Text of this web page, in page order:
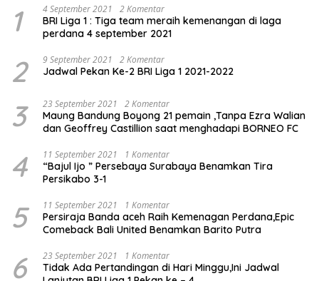
1 4 September 2021 2 Komentar
BRI Liga 1 : Tiga team meraih kemenangan di laga
perdana 4 september 2021
2 9 September 2021 2 Komentar
Jadwal Pekan Ke-2 BRI Liga 1 2021-2022
3 23 September 2021 2 Komentar
Maung Bandung Boyong 21 pemain ,Tanpa Ezra Walian
dan Geoffrey Castillion saat menghadapi BORNEO FC
4 11 September 2021 1 Komentar
“Bajul Ijo ” Persebaya Surabaya Benamkan Tira
Persikabo 3-1
5 11 September 2021 1 Komentar
Persiraja Banda aceh Raih Kemenagan Perdana,Epic
Comeback Bali United Benamkan Barito Putra
6 23 September 2021 1 Komentar
Tidak Ada Pertandingan di Hari Minggu,Ini Jadwal